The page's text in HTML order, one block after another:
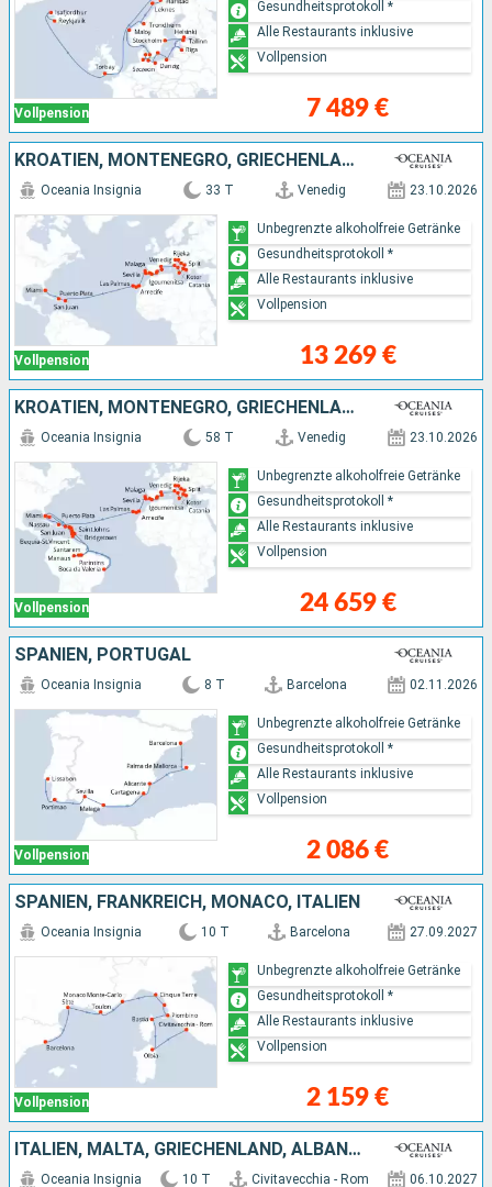
Vollpension 7 489 €
Gesundheitsprotokoll *
Alle Restaurants inklusive
Vollpension
KROATIEN, MONTENEGRO, GRIECHENLAND, ITALIEN, SPANIEN, PORTUGAL, PUERTO RICO, DOMINIKANISCHE REPUBLIK, VEREINIGTE STAATEN VON AMERIKA
Vollpension
Oceania Insignia 33 T Venedig 23.10.2026
13 269 €
Unbegrenzte alkoholfreie Getränke
Gesundheitsprotokoll *
Alle Restaurants inklusive
Vollpension
KROATIEN, MONTENEGRO, GRIECHENLAND, ITALIEN, SPANIEN, PORTUGAL, PUERTO RICO, DOMINIKANISCHE REPUBLIK, VEREINIGTE STAATEN VON AMERIKA, ST. VINCENT UND DIE GRENADINEN, ANTIGUA UND BARBUDA, SAINT LUCIA,
Vollpension
Oceania Insignia 58 T Venedig 23.10.2026
24 659 €
Unbegrenzte alkoholfreie Getränke
Gesundheitsprotokoll *
Alle Restaurants inklusive
Vollpension
SPANIEN, PORTUGAL
Vollpension
Oceania Insignia 8 T Barcelona 02.11.2026
2 086 €
Unbegrenzte alkoholfreie Getränke
Gesundheitsprotokoll *
Alle Restaurants inklusive
Vollpension
SPANIEN, FRANKREICH, MONACO, ITALIEN
Vollpension
Oceania Insignia 10 T Barcelona 27.09.2027
2 159 €
Unbegrenzte alkoholfreie Getränke
Gesundheitsprotokoll *
Alle Restaurants inklusive
Vollpension
ITALIEN, MALTA, GRIECHENLAND, ALBANIEN, MONTENEGRO, KROATIEN
Oceania Insignia 10 T Civitavecchia - Rom 06.10.2027